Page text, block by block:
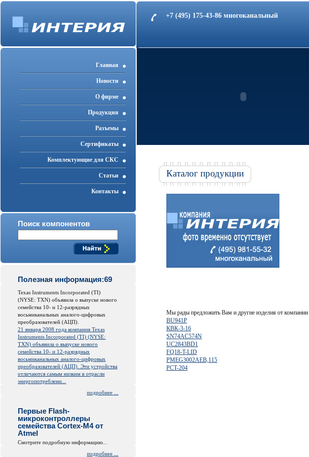
+7 (495) 175-43-86 многоканальный
Главная
Новости
О фирме
Продукция
Разъемы
Cертификаты
Комплектующие для СКС
Статьи
Контакты
Поиск компонентов
Полезная информация:69
Texas Instruments Incorporated (TI)
(NYSE: TXN) объявила о выпуске нового
семейства 10- и 12-разрядных
восьмиканальных аналого-цифровых
преобразователей (АЦП).
21 января 2008 года компания Texas
Instruments Incorporated (TI) (NYSE:
TXN) объявила о выпуске нового
семейства 10- и 12-разрядных
восьмиканальных аналого-цифровых
преобразователей (АЦП). Эти устройства
отличаются самым низким в отрасли
энергопотреблени...
подробнее ...
Первые Flash-
микроконтроллеры
семейства Cortex-M4 от
Atmel
Смотрите подробную информацию...
подробнее ...
Каталог продукции
Мы рады предложить Вам и другие изделия от компании
BU941P
КВК-3-16
SN74AC574N
UC2843BD1
FQ18-T-LID
PMEG3002AEB,115
PCT-204